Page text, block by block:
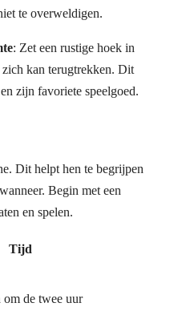
te overweldigen.
: Zet een rustige hoek in
kan terugtrekken. Dit
zijn favoriete speelgoed.
Dit helpt hen te begrijpen
Begin met een
en spelen.
Tijd
de twee uur